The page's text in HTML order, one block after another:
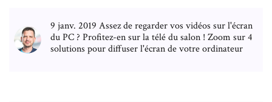
9 janv. 2019 Assez de regarder vos vidéos sur l'écran
du PC ? Profitez-en sur la télé du salon ! Zoom sur 4
solutions pour diffuser l'écran de votre ordinateur